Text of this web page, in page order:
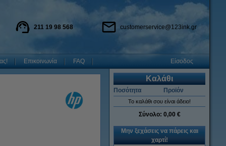
211 19 98 568 customerservice@123ink.gr
Επικοινωνία FAQ Είσοδος
Καλάθι
Ποσότητα Προϊόν
Το καλάθι σου είναι άδειο!
Σύνολο: 0,00 €
Μην ξεχάσεις να πάρεις και
χαρτί!